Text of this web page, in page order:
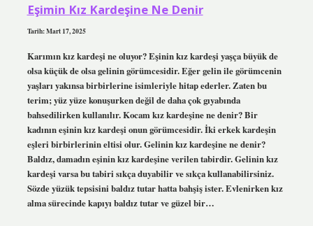
Eşimin Kız Kardeşine Ne Denir
Tarih: Mart 17, 2025
Karımın kız kardeşi ne oluyor? Eşinin kız kardeşi yaşça büyük de
olsa küçük de olsa gelinin görümcesidir. Eğer gelin ile görümcenin
yaşları yakınsa birbirlerine isimleriyle hitap ederler. Zaten bu
terim; yüz yüze konuşurken değil de daha çok gıyabında
bahsedilirken kullanılır. Kocam kız kardeşine ne denir? Bir
kadının eşinin kız kardeşi onun görümcesidir. İki erkek kardeşin
eşleri birbirlerinin eltisi olur. Gelinin kız kardeşine ne denir?
Baldız, damadın eşinin kız kardeşine verilen tabirdir. Gelinin kız
kardeşi varsa bu tabiri sıkça duyabilir ve sıkça kullanabilirsiniz.
Sözde yüzük tepsisini baldız tutar hatta bahşiş ister. Evlenirken kız
alma sürecinde kapıyı baldız tutar ve güzel bir…